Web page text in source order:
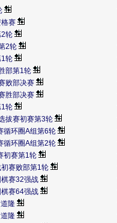
赛
轮
2轮
轮
部第1轮
败部决赛
胜部决赛
轮
拔赛初赛第3轮
循环圈A组第6轮
循环圈A组第2轮
初赛第1轮
赛败部第1轮
赛32强战
赛64强战
隆
隆